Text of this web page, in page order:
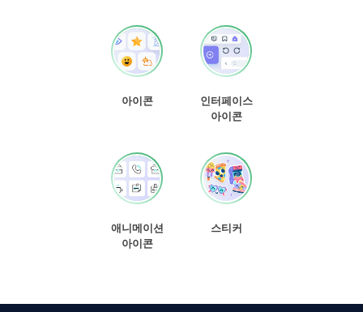
아이콘
인터페이스
아이콘
애니메이션
아이콘
스티커